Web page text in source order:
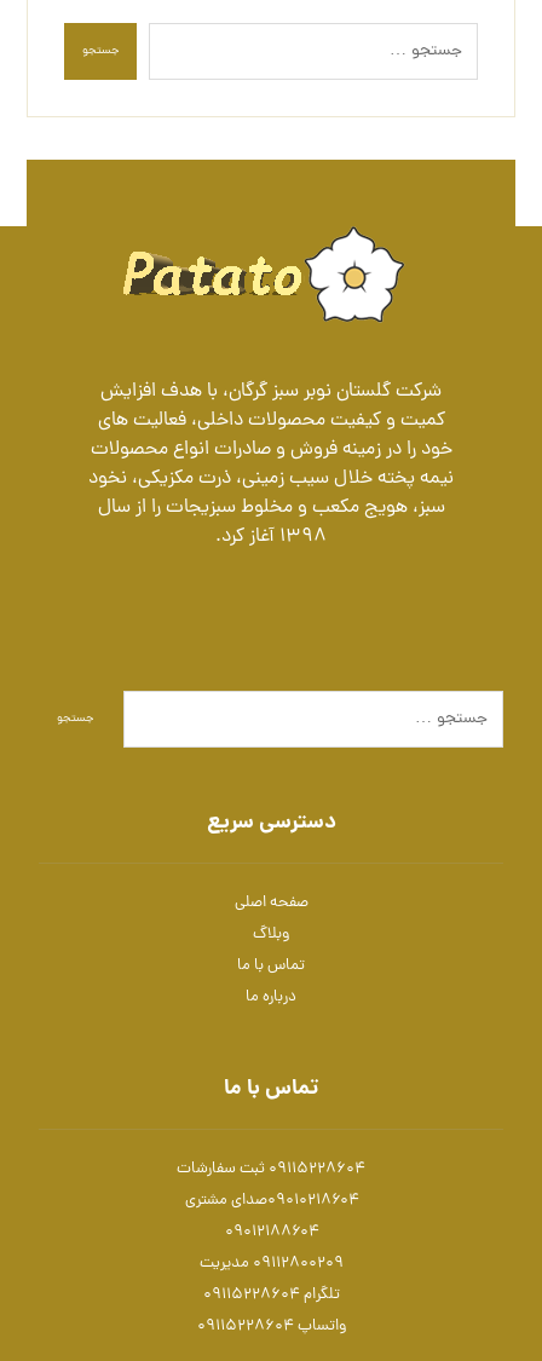
جستجو
شرکت گلستان نوبر سبز گرگان، با هدف افزایش
کمیت و کیفیت محصولات داخلی، فعالیت های
خود را در زمینه فروش و صادرات انواع محصولات
نیمه پخته خلال سیب زمینی، ذرت مکزیکی، نخود
سبز، هویج مکعب و مخلوط سبزیجات را از سال
1398 آغاز کرد.
جستجو
دسترسی سریع
صفحه اصلی
وبلاگ
تماس با ما
درباره ما
تماس با ما
09115228604 ثبت سفارشات
۰۹۰۱۰۲۱۸۶۰۴صدای مشتری
۰۹۰۱۲۱۸۸۶۰۴
۰۹۱۱۲۸۰۰۲۰۹ مدیریت
تلگرام 09115228604
واتساپ 09115228604